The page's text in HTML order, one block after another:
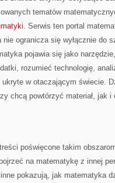
tematów
. Serwis ten portal
ogranicza się wyłącznie do
pojawia się jako
rozumieć technologię,
w otaczającym świecie.
chcą powtórzyć materiał, jak i
poświęcone takim
na matematykę z innej
pokazują, jak matematyka